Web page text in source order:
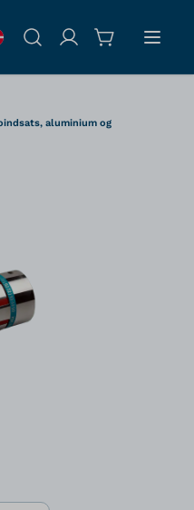
Søg
aluminium og